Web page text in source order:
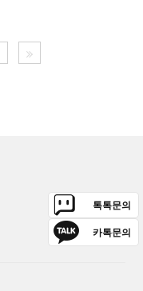
톡톡문의
카톡문의